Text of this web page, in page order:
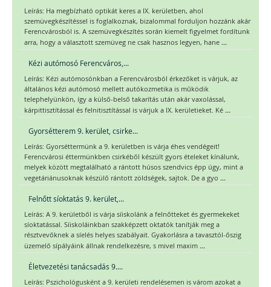
Leírás: Ha megbízható optikát keres a IX. kerületben, ahol
szemüvegkészítéssel is foglalkoznak, bizalommal forduljon hozzánk akár
Ferencvárosból is. A szemüvegkészítés során kiemelt figyelmet fordítunk
arra, hogy a választott szemüveg ne csak hasznos legyen, hane ...
Kézi autómosó Ferencváros,...
Leírás: Kézi autómosónkban a Ferencvárosból érkezőket is várjuk, az
általános kézi autómosó mellett autókozmetika is működik
telephelyünkön, így a külső-belső takarítás után akár vaxolással,
kárpittisztítással és felnitisztítással is várjuk a IX. kerületieket. Ké ...
Gyorsétterem 9. kerület, csirke...
Leírás: Gyorséttermünk a 9. kerületben is várja éhes vendégeit!
Ferencvárosi éttermünkben csirkéből készült gyors ételeket kínálunk,
melyek között megtalálható a rántott húsos szendvics épp úgy, mint a
vegetáriánusoknak készülő rántott zöldségek, sajtok. De a gyo ...
Felnőtt síoktatás 9. kerület,...
Leírás: A 9. kerületből is várja síiskolánk a felnőtteket és gyermekeket
síoktatással. Síiskoláinkban szakképzett oktatók tanítják meg a
résztvevőknek a síelés helyes szabályait. Gyakorlásra a tavasztól-őszig
üzemelő sípályáink állnak rendelkezésre, s mivel maxim ...
Életvezetési tanácsadás 9....
Leírás: Pszichológusként a 9. kerületi rendelésemen is várom azokat a